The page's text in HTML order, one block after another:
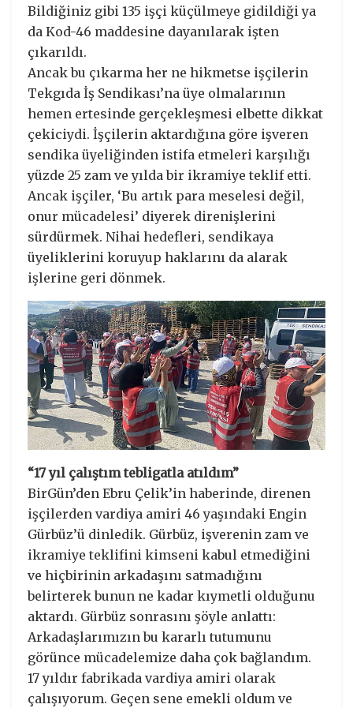
Bildiğiniz gibi 135 işçi küçülmeye gidildiği ya
da Kod-46 maddesine dayanılarak işten
çıkarıldı.
Ancak bu çıkarma her ne hikmetse işçilerin
Tekgıda İş Sendikası’na üye olmalarının
hemen ertesinde gerçekleşmesi elbette dikkat
çekiciydi. İşçilerin aktardığına göre işveren
sendika üyeliğinden istifa etmeleri karşılığı
yüzde 25 zam ve yılda bir ikramiye teklif etti.
Ancak işçiler, ‘Bu artık para meselesi değil,
onur mücadelesi’ diyerek direnişlerini
sürdürmek. Nihai hedefleri, sendikaya
üyeliklerini koruyup haklarını da alarak
işlerine geri dönmek.
“17 yıl çalıştım tebligatla atıldım”
BirGün’den Ebru Çelik’in haberinde, direnen
işçilerden vardiya amiri 46 yaşındaki Engin
Gürbüz’ü dinledik. Gürbüz, işverenin zam ve
ikramiye teklifini kimseni kabul etmediğini
ve hiçbirinin arkadaşını satmadığını
belirterek bunun ne kadar kıymetli olduğunu
aktardı. Gürbüz sonrasını şöyle anlattı:
Arkadaşlarımızın bu kararlı tutumunu
görünce mücadelemize daha çok bağlandım.
17 yıldır fabrikada vardiya amiri olarak
çalışıyorum. Geçen sene emekli oldum ve